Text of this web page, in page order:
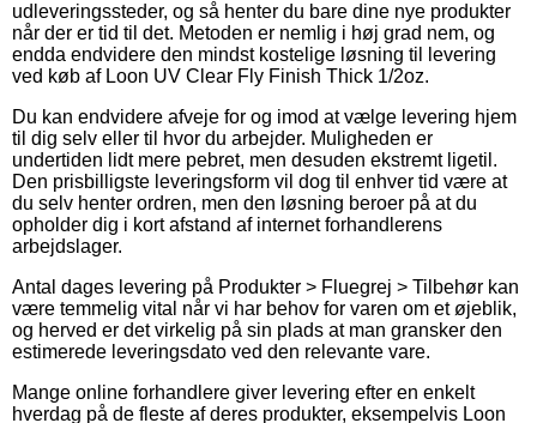
udleveringssteder, og så henter du bare dine nye produkter
når der er tid til det. Metoden er nemlig i høj grad nem, og
endda endvidere den mindst kostelige løsning til levering
ved køb af Loon UV Clear Fly Finish Thick 1/2oz.
Du kan endvidere afveje for og imod at vælge levering hjem
til dig selv eller til hvor du arbejder. Muligheden er
undertiden lidt mere pebret, men desuden ekstremt ligetil.
Den prisbilligste leveringsform vil dog til enhver tid være at
du selv henter ordren, men den løsning beroer på at du
opholder dig i kort afstand af internet forhandlerens
arbejdslager.
Antal dages levering på Produkter > Fluegrej > Tilbehør kan
være temmelig vital når vi har behov for varen om et øjeblik,
og herved er det virkelig på sin plads at man gransker den
estimerede leveringsdato ved den relevante vare.
Mange online forhandlere giver levering efter en enkelt
hverdag på de fleste af deres produkter, eksempelvis Loon